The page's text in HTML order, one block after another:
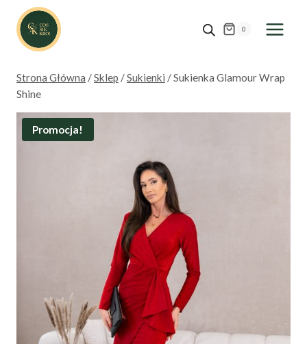
Przejdź
treści
0
Strona Główna /Sklep /Sukienki /Sukienka Glamour Wrap
Shine
Promocja!